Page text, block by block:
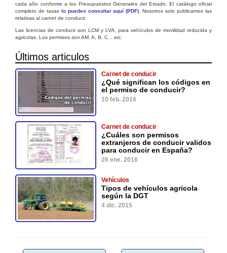
cada año conforme a los Presupuestos Generales del Estado. El catálogo oficial
completo de tasas lo puedes consultar aquí (PDF) . Nosotros solo publicamos las
relativas al carnet de conducir.
Las licencias de conducir son LCM y LVA, para vehículos de movilidad reducida y
agricolas. Los permisos son AM, A, B, C... etc.
Últimos articulos
Carnet de conducir
¿Qué significan los códigos en
el permiso de conducir?
10 feb. 2016
Carnet de conducir
¿Cuáles son permisos
extranjeros de conducir validos
para conducir en España?
26 ene. 2016
Vehículos
Tipos de vehículos agricola
según la DGT
4 dic. 2015